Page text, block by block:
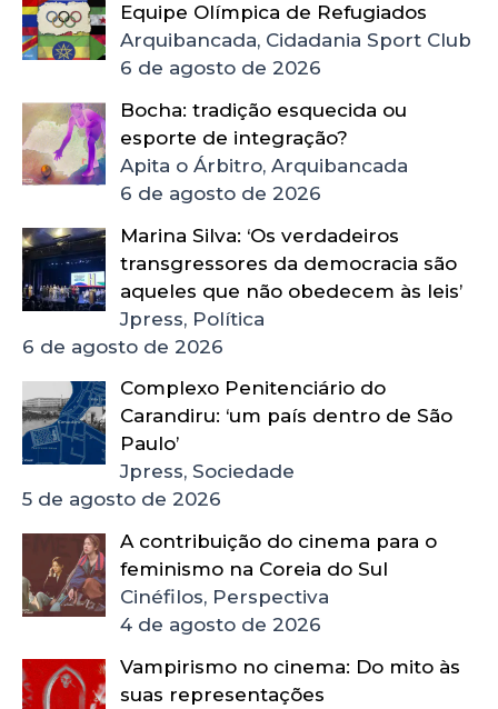
Equipe Olímpica de Refugiados
Arquibancada, Cidadania Sport Club
6 de agosto de 2026
Bocha: tradição esquecida ou
esporte de integração?
Apita o Árbitro, Arquibancada
6 de agosto de 2026
Marina Silva: ‘Os verdadeiros
transgressores da democracia são
aqueles que não obedecem às leis’
Jpress, Política
6 de agosto de 2026
Complexo Penitenciário do
Carandiru: ‘um país dentro de São
Paulo’
Jpress, Sociedade
5 de agosto de 2026
A contribuição do cinema para o
feminismo na Coreia do Sul
Cinéfilos, Perspectiva
4 de agosto de 2026
Vampirismo no cinema: Do mito às
suas representações